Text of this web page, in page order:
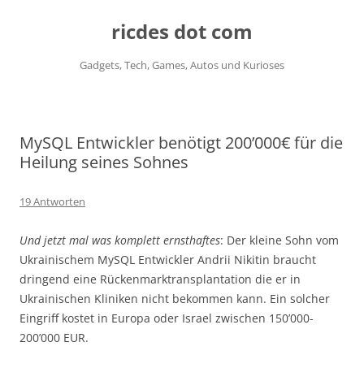
ricdes dot com
Gadgets, Tech, Games, Autos und Kurioses
MySQL Entwickler benötigt 200’000€ für die
Heilung seines Sohnes
19 Antworten
Und jetzt mal was komplett ernsthaftes: Der kleine Sohn vom
Ukrainischem MySQL Entwickler Andrii Nikitin braucht
dringend eine Rückenmarktransplantation die er in
Ukrainischen Kliniken nicht bekommen kann. Ein solcher
Eingriff kostet in Europa oder Israel zwischen 150’000-
200’000 EUR.